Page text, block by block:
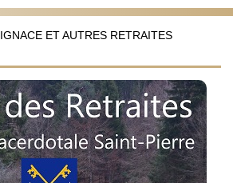
ET AUTRES RETRAITES